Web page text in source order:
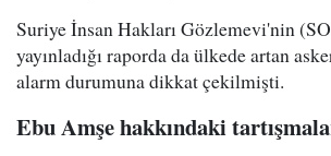
Suriye İnsan Hakları Gözlemevi'nin
yayınladığı raporda da ülkede artan
alarm durumuna dikkat çekilmişti.
Ebu Amşe hakkındaki